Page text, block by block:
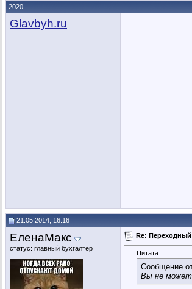
2020
Glavbyh.ru
21.05.2014, 16:16
ЕленаМакс
статус: главный бухгалтер
Re:
Цитата:
Сообщение
Вы не